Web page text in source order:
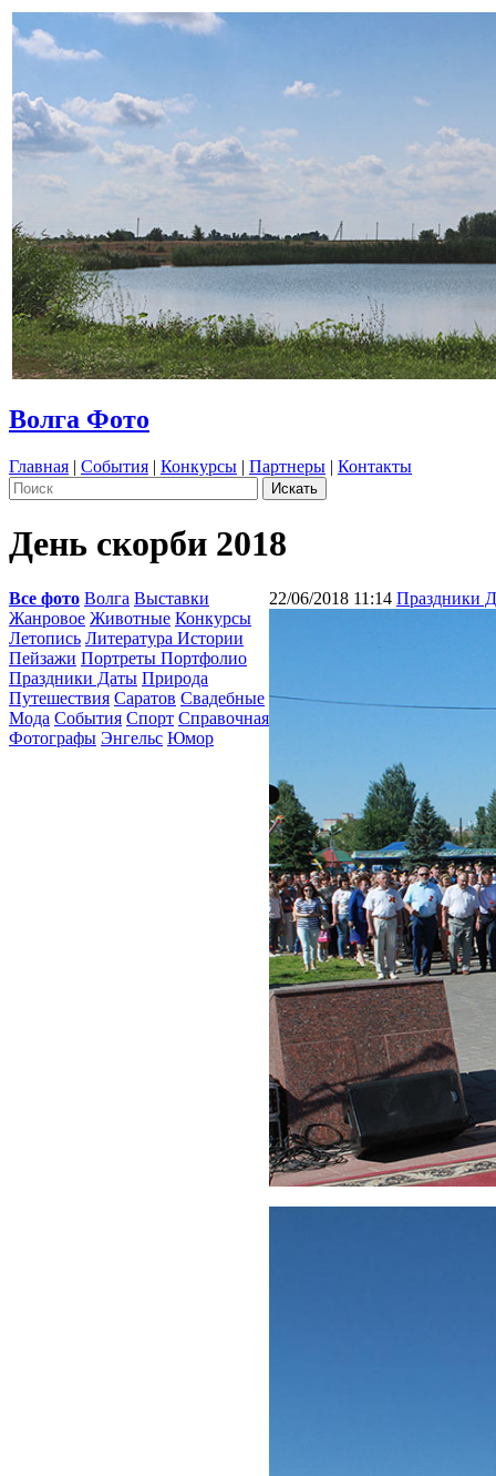
Волга Фото
Главная | События | Конкурсы | Партнеры | Контакты
День скорби 2018
Все фото Волга Выставки
Жанровое Животные Конкурсы
Летопись Литература Истории
Пейзажи Портреты Портфолио
Праздники Даты Природа
Путешествия Саратов Свадебные
Мода События Спорт Справочная
Фотографы Энгельс Юмор
22/06/2018 11:14 Праздники